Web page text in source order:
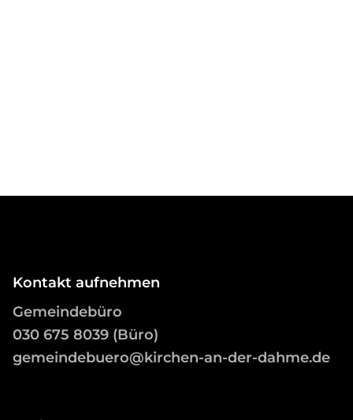
Kontakt aufnehmen
Gemeindebüro
030 675 8039 (Büro)
gemeindebuero@kirchen-an-der-dahme.de